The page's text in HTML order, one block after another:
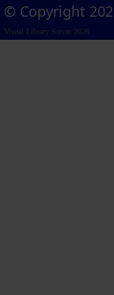
© Copyright
Visual Library Server 2026